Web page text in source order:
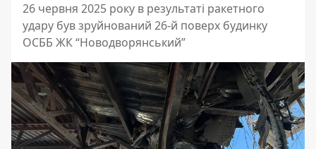
26 червня 2025 року в результаті ракетного
удару був зруйнований 26-й поверх будинку
ОСББ ЖК “Новодворянський”